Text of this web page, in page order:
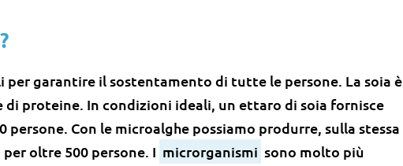
garantire il sostentamento di tutte le persone. La soia è
proteine. In condizioni ideali, un ettaro di soia fornisce
Con le microalghe possiamo produrre, sulla stessa
oltre 500 persone. I microrganismi sono molto più